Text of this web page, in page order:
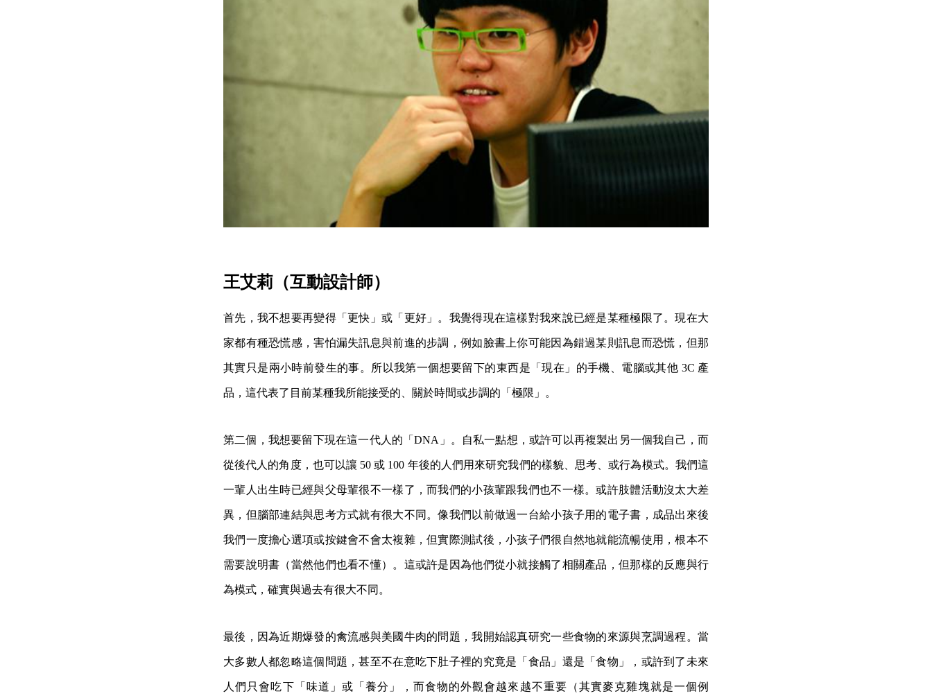
王艾莉（互動設計師）
首先，我不想要再變得「更快」或「更好」。我覺得現在這樣對我來說已經是某種極限了。現在大
家都有種恐慌感，害怕漏失訊息與前進的步調，例如臉書上你可能因為錯過某則訊息而恐慌，但那
其實只是兩小時前發生的事。所以我第一個想要留下的東西是「現在」的手機、電腦或其他 3C 產
品，這代表了目前某種我所能接受的、關於時間或步調的「極限」。
第二個，我想要留下現在這一代人的「DNA」。自私一點想，或許可以再複製出另一個我自己，而
從後代人的角度，也可以讓 50 或 100 年後的人們用來研究我們的樣貌、思考、或行為模式。我們這
一輩人出生時已經與父母輩很不一樣了，而我們的小孩輩跟我們也不一樣。或許肢體活動沒太大差
異，但腦部連結與思考方式就有很大不同。像我們以前做過一台給小孩子用的電子書，成品出來後
我們一度擔心選項或按鍵會不會太複雜，但實際測試後，小孩子們很自然地就能流暢使用，根本不
需要說明書（當然他們也看不懂）。這或許是因為他們從小就接觸了相關產品，但那樣的反應與行
為模式，確實與過去有很大不同。
最後，因為近期爆發的禽流感與美國牛肉的問題，我開始認真研究一些食物的來源與烹調過程。當
大多數人都忽略這個問題，甚至不在意吃下肚子裡的究竟是「食品」還是「食物」，或許到了未來
人們只會吃下「味道」或「養分」，而食物的外觀會越來越不重要（其實麥克雞塊就是一個例